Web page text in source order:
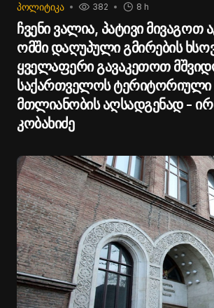
ᲞᲝᲚᲘᲢᲘᲙᲐ 8 h
382
ჩვენი ვალია, პატივი მივაგოთ
ომში დაღუპული გმირების
ყველაფერი გავაკეთოთ
საქართველოს ტერიტორიული
მთლიანობის აღსადგენად -
კობახიძე